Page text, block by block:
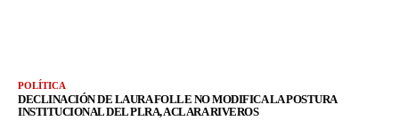
POLÍTICA
DECLINACIÓN DE LAURA FOLLE NO MODIFICA LA POSTURA
INSTITUCIONAL DEL PLRA, ACLARA RIVEROS